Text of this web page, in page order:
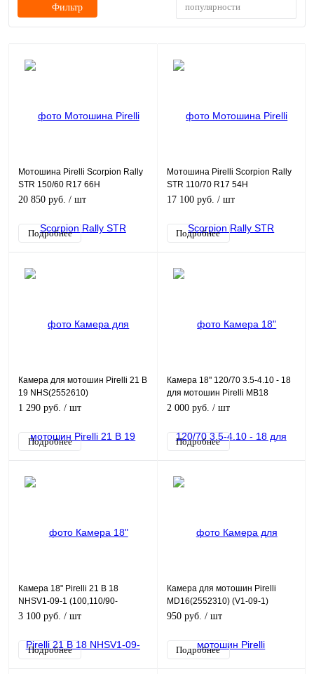
Фильтр популярности
Мотошина Pirelli Scorpion Rally
STR 150/60 R17 66H
20 850 руб. / шт
Подробнее
Мотошина Pirelli Scorpion Rally
STR 110/70 R17 54H
17 100 руб. / шт
Подробнее
Камера для мотошин Pirelli 21 B
19 NHS(2552610)
1 290 руб. / шт
Подробнее
Камера 18" 120/70 3.5-4.10 - 18
для мотошин Pirelli MB18
(2107710)
2 000 руб. / шт
Подробнее
Камера 18" Pirelli 21 B 18
NHSV1-09-1 (100,110/90-
18;110,120,130,140/80-18)
3 100 руб. / шт
Подробнее
Камера для мотошин Pirelli
MD16(2552310) (V1-09-1)
950 руб. / шт
Подробнее